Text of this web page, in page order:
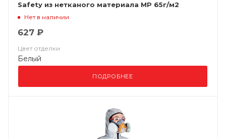
Safety из нетканого материала MP 65г/м2
(полипропил (ЧЗ
Нет в наличии
627 ₽
Цвет отделки
Белый
ПОДРОБНЕЕ